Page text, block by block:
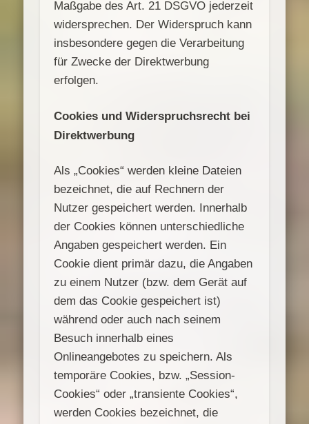
Maßgabe des Art. 21 DSGVO jederzeit
widersprechen. Der Widerspruch kann
insbesondere gegen die Verarbeitung
für Zwecke der Direktwerbung
erfolgen.
Cookies und Widerspruchsrecht bei
Direktwerbung
Als „Cookies“ werden kleine Dateien
bezeichnet, die auf Rechnern der
Nutzer gespeichert werden. Innerhalb
der Cookies können unterschiedliche
Angaben gespeichert werden. Ein
Cookie dient primär dazu, die Angaben
zu einem Nutzer (bzw. dem Gerät auf
dem das Cookie gespeichert ist)
während oder auch nach seinem
Besuch innerhalb eines
Onlineangebotes zu speichern. Als
temporäre Cookies, bzw. „Session-
Cookies“ oder „transiente Cookies“,
werden Cookies bezeichnet, die